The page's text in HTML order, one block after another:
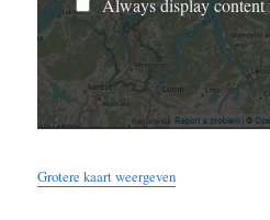
Always display
Grotere kaart weergeven